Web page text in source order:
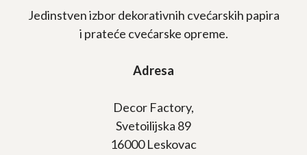
Jedinstven izbor dekorativnih cvećarskih papira
i prateće cvećarske opreme.
Adresa
Decor Factory,
Svetoilijska 89
16000 Leskovac